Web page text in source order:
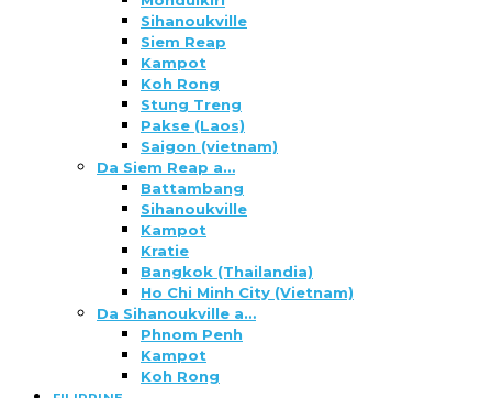
Sihanoukville
Siem Reap
Kampot
Koh Rong
Stung Treng
Pakse (Laos)
Saigon (vietnam)
Da Siem Reap a…
Battambang
Sihanoukville
Kampot
Kratie
Bangkok (Thailandia)
Ho Chi Minh City (Vietnam)
Da Sihanoukville a…
Phnom Penh
Kampot
Koh Rong